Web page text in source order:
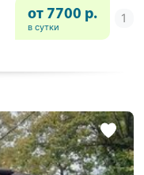
от 7700 р.
в сутки